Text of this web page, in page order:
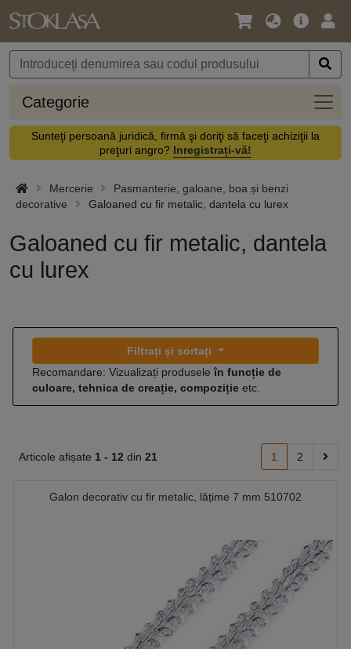
Limbă
Monedă
Meniul
Categorie
Sunteţi persoană juridică, firmă şi doriţi să faceţi achiziţii la
preţuri angro? Inregistrați-vă!
Mercerie
Pasmanterie, galoane, boa și benzi
decorative
Galoaned cu fir metalic, dantela cu lurex
Galoaned cu fir metalic, dantela
cu lurex
Filtrați și sortați
Recomandare: Vizualizați produseleîn funcție de
culoare, tehnica de creație, compoziție etc.
Articole afișate 1 - 12 din 21 1 2
Galon decorativ cu fir metalic, lățime 7 mm 510702